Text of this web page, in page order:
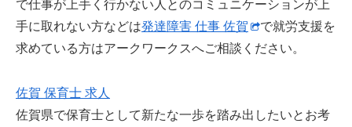
で仕事が上手く行かない人とのコミュニケーションが上
手に取れない方などは発達障害 仕事 佐賀
で就労支援を
求めている方はアークワークスへご相談ください。
佐賀 保育士 求人
佐賀県で保育士として新たな一歩を踏み出したいとお考